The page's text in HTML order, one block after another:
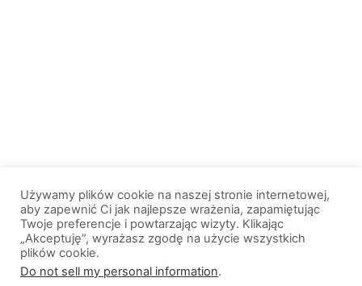
© 2013-2026, All Rights Reserved. Wszelkie prawa zastrzeżone. |
Używamy plików cookie na naszej stronie internetowej,
aby zapewnić Ci jak najlepsze wrażenia, zapamiętując
Twoje preferencje i powtarzając wizyty. Klikając
„Akceptuję”, wyrażasz zgodę na użycie wszystkich
plików cookie.
Do not sell my personal information.